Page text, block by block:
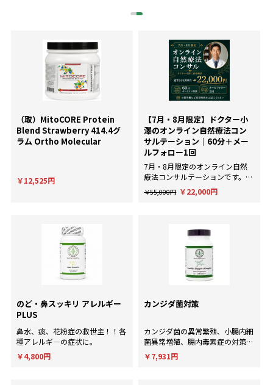
（取）MitoCORE Protein
Blend Strawberry 414.4グ
ラム Ortho Molecular
￥12,525円
【7月・8月限定】ドクター小
澤のオンライン自然療法コン
サルテーション｜60分＋メー
ルフォロー1回
7月・8月限定のオンライン自然
療法コンサルテーションです。AI
による一般的な回答ではなく、臨
床経験にもとづいた個別のアドバ
￥55,000円 ￥22,000円
のど・鼻スッキリ アレルギー
PLUS
鼻水、痰、花粉症の救世主！！各
種アレルギ―の症状に。
￥4,800円
カンジダ菌対策
カンジダ菌の異常繁殖、小腸内細
菌異常増殖、腸内毒素症の対策
に！
￥7,931円